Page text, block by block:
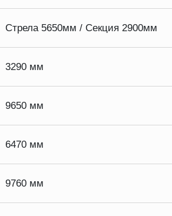
Стрела 5650мм / Секция 2900мм
3290 мм
9650 мм
6470 мм
9760 мм